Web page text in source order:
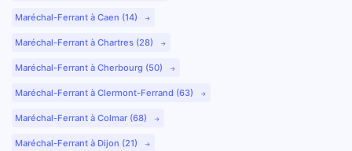
Maréchal-Ferrant à Caen (14)
Maréchal-Ferrant à Chartres (28)
Maréchal-Ferrant à Cherbourg (50)
Maréchal-Ferrant à Clermont-Ferrand (63)
Maréchal-Ferrant à Colmar (68)
Maréchal-Ferrant à Dijon (21)